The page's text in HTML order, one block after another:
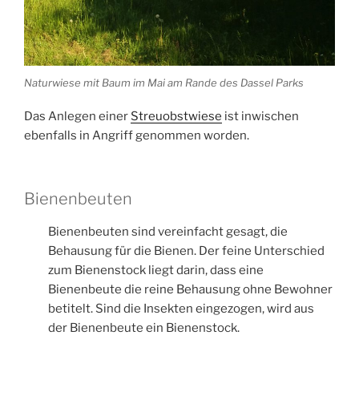
Naturwiese mit Baum im Mai am Rande des Dassel Parks
Das Anlegen einer Streuobstwiese ist inwischen
ebenfalls in Angriff genommen worden.
Bienenbeuten
Bienenbeuten sind vereinfacht gesagt, die
Behausung für die Bienen. Der feine Unterschied
zum Bienenstock liegt darin, dass eine
Bienenbeute die reine Behausung ohne Bewohner
betitelt. Sind die Insekten eingezogen, wird aus
der Bienenbeute ein Bienenstock.